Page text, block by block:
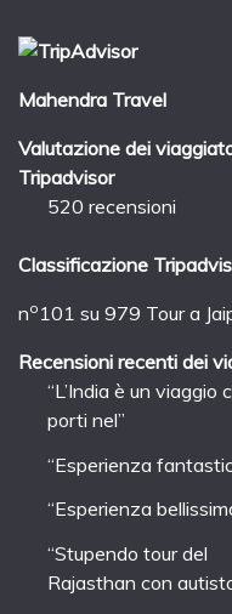
Mahendra Travel
Valutazione dei
Tripadvisor
520 recensioni
Classificazione
no 101 su 979 Tour a
Recensioni recenti dei
“L’India è un viaggio
porti nel”
“Esperienza
“Esperienza
“Stupendo tour del
Rajasthan con